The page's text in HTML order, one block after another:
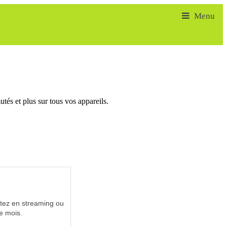
et plus sur tous vos appareils.
en streaming ou
mois.